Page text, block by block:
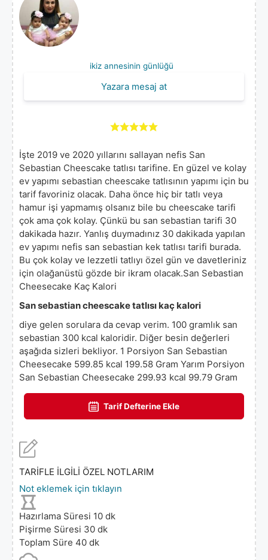
ikiz annesinin günlüğü
Yazara mesaj at
İşte 2019 ve 2020 yıllarını sallayan nefis San
Sebastian Cheescake tatlısı tarifine. En güzel ve kolay
ev yapımı sebastian cheescake tatlısının yapımı için bu
tarif favoriniz olacak. Daha önce hiç bir tatlı veya
hamur işi yapmamış olsanız bile bu cheescake tarifi
çok ama çok kolay. Çünkü bu san sebastian tarifi 30
dakikada hazır. Yanlış duymadınız 30 dakikada yapılan
ev yapımı nefis san sebastian kek tatlısı tarifi burada.
Bu çok kolay ve lezzetli tatlıyı özel gün ve davetleriniz
için olağanüstü gözde bir ikram olacak.San Sebastian
Cheesecake Kaç Kalori
San sebastian cheescake tatlısı kaç kalori
diye gelen sorulara da cevap verim. 100 gramlık san
sebastian 300 kcal kaloridir. Diğer besin değerleri
aşağıda sizleri bekliyor. 1 Porsiyon San Sebastian
Cheesecake 599.85 kcal 199.58 Gram Yarım Porsiyon
San Sebastian Cheesecake 299.93 kcal 99.79 Gram
Tarif Defterine Ekle
TARİFLE İLGİLİ ÖZEL NOTLARIM
Not eklemek için tıklayın
Hazırlama Süresi 10 dk
Pişirme Süresi 30 dk
Toplam Süre 40 dk